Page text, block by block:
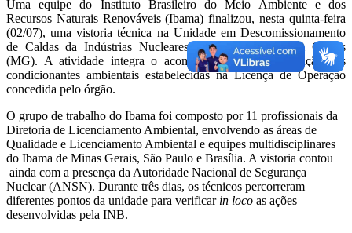
Uma equipe do Instituto Brasileiro do Meio Ambiente e dos
Recursos Naturais Renováveis (Ibama) finalizou, nesta quinta-feira
(02/07), uma vistoria técnica na Unidade em Descomissionamento
de Caldas da Indústrias Nucleares do Brasil (INB), em Caldas
(MG). A atividade integra o acompanhamento da execução das
condicionantes ambientais estabelecidas na Licença de Operação
concedida pelo órgão.
O grupo de trabalho do Ibama foi composto por 11 profissionais da
Diretoria de Licenciamento Ambiental, envolvendo as áreas de
Qualidade e Licenciamento Ambiental e equipes multidisciplinares
do Ibama de Minas Gerais, São Paulo e Brasília. A vistoria contou
ainda com a presença da Autoridade Nacional de Segurança
Nuclear (ANSN). Durante três dias, os técnicos percorreram
diferentes pontos da unidade para verificar in loco as ações
desenvolvidas pela INB.